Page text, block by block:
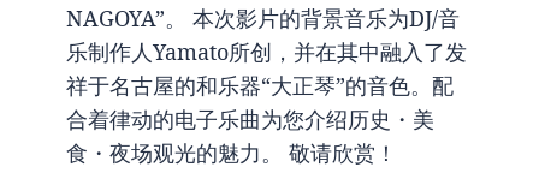
NAGOYA”。 本次影片的背景音乐为DJ/音
乐制作人Yamato所创，并在其中融入了发
祥于名古屋的和乐器“大正琴”的音色。配
合着律动的电子乐曲为您介绍历史・美
食・夜场观光的魅力。 敬请欣赏！